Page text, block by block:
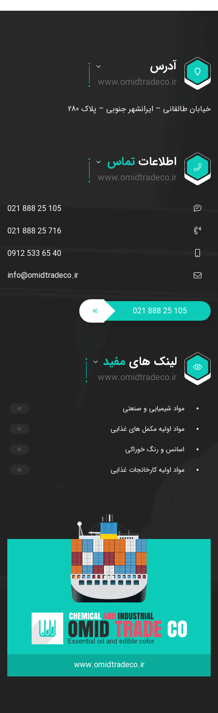
آدرس
خیابان طالقانی – ایرانشهر جنوبی – پلاک 280
اطلاعات تماس
021 888 25 105
021 888 25 716
0912 533 65 40
info@omidtradeco.ir
021 888 25 105
لینک های مفید
مواد شیمیایی و صنعتی
مواد اولیه مکمل های غذایی
اسانس و رنگ خوراکی
مواد اولیه کارخانجات غذایی
www.omidtradeco.ir